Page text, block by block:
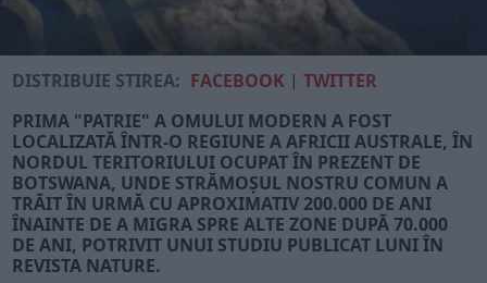
DISTRIBUIE ȘTIREA: FACEBOOK |TWITTER
PRIMA "PATRIE" A OMULUI MODERN A FOST
LOCALIZATĂ ÎNTR-O REGIUNE A AFRICII AUSTRALE, ÎN
NORDUL TERITORIULUI OCUPAT ÎN PREZENT DE
BOTSWANA, UNDE STRĂMOŞUL NOSTRU COMUN A
TRĂIT ÎN URMĂ CU APROXIMATIV 200.000 DE ANI
ÎNAINTE DE A MIGRA SPRE ALTE ZONE DUPĂ 70.000
DE ANI, POTRIVIT UNUI STUDIU PUBLICAT LUNI ÎN
REVISTA NATURE.